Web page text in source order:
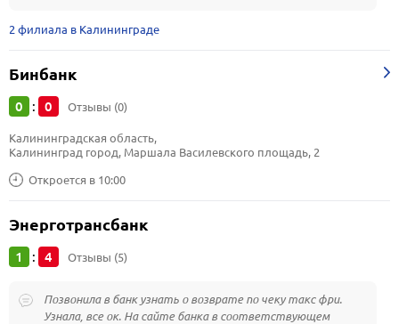
2 филиала в Калининграде
Бинбанк
0 : 0 Отзывы (0)
Откроется в 10:00
Калининградская область,
Калининград город, Маршала Василевского площадь, 2
Энерготрансбанк
1 : 4 Отзывы (5)
Позвонила в банк узнать о возврате по чеку такс фри.
Узнала, все ок. На сайте банка в соответствующем